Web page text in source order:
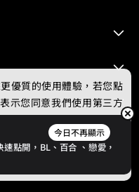
Co., Ltd.
今日不再顯示
速點開，BL、 百合 、戀愛，
優質的使用體驗，若您點
示您同意我們使用第三方
策。